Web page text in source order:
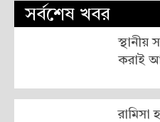
সর্বশেষ খবর
স্থানীয়
করাই
রামিসা